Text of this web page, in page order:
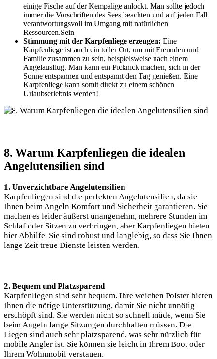
einige Fische auf der Kempalige anlockt. Man sollte jedoch
immer die Vorschriften des Sees beachten und auf jeden Fall
verantwortungsvoll im Umgang mit natürlichen
Ressourcen.Sein
Stimmung mit der Karpfenliege erzeugen: Eine
Karpfenliege ist auch ein toller Ort, um mit Freunden und
Familie zusammen zu sein, beispielsweise nach einem
Angelausflug. Man kann ein Picknick machen, sich in der
Sonne entspannen und entspannt den Tag genießen. Eine
Karpfenliege kann somit direkt zu einem schönen
Urlaubserlebnis werden!
8. Warum Karpfenliegen die idealen
Angelutensilien sind
1. Unverzichtbare Angelutensilien
Karpfenliegen sind die perfekten Angelutensilien, da sie
Ihnen beim Angeln Komfort und Sicherheit garantieren. Sie
machen es leider äußerst unangenehm, mehrere Stunden im
Schlaf oder Sitzen zu verbringen, aber Karpfenliegen bieten
hier Abhilfe. Sie sind robust und langlebig, so dass Sie Ihnen
lange Zeit treue Dienste leisten werden.
2. Bequem und Platzsparend
Karpfenliegen sind sehr bequem. Ihre weichen Polster bieten
Ihnen die nötige Unterstützung, damit Sie nicht unnötig
erschöpft sind. Sie werden nicht so schnell müde, wenn Sie
beim Angeln lange Sitzungen durchhalten müssen. Die
Liegen sind auch sehr platzsparend, was sehr nützlich für
mobile Angler ist. Sie können sie leicht in Ihrem Boot oder
Ihrem Wohnmobil verstauen.